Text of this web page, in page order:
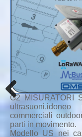
Previous
G2 MISURATORI
commerciali
parti in movimento.
Modello US nei